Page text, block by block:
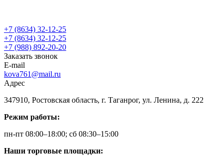
+7 (8634) 32-12-25
+7 (8634) 32-12-25
+7 (988) 892-20-20
Заказать звонок
E-mail
kova761@mail.ru
Адрес
347910, Ростовская область, г. Таганрог, ул. Ленина, д. 222
Режим работы:
пн-пт 08:00–18:00; сб 08:30–15:00
Наши торговые площадки: